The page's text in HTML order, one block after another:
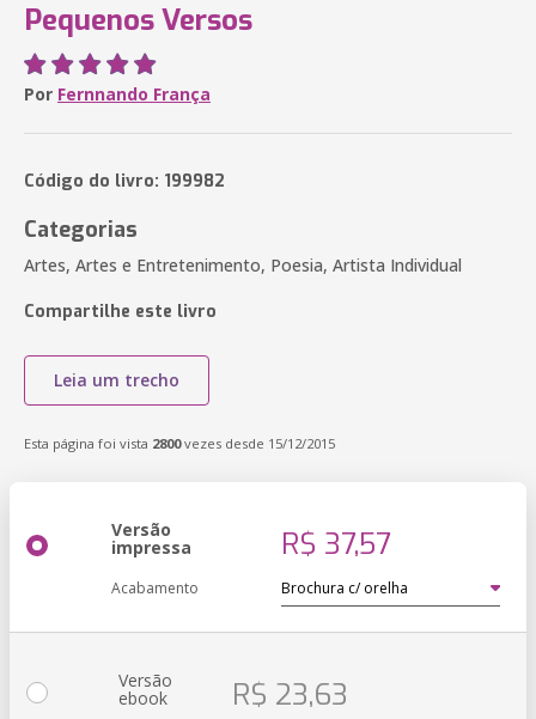
Pequenos Versos
Por Fernnando França
Código do livro: 199982
Categorias
Artes, Artes e Entretenimento, Poesia, Artista Individual
Compartilhe este livro
Leia um trecho
Esta página foi vista 2800vezes desde 15/12/2015
Versão
impressa R$ 37,57
Acabamento
Versão
ebook R$ 23,63